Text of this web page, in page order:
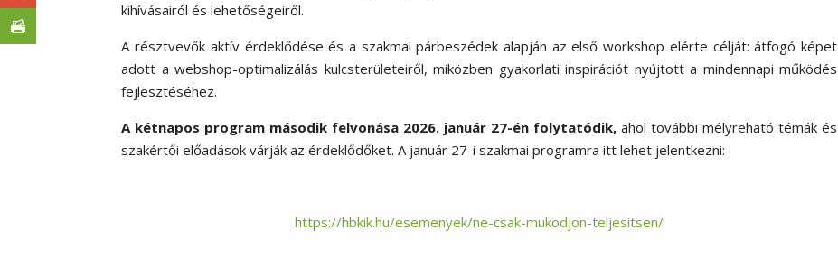
kihívásairól és lehetőségeiről.
A résztvevők aktív érdeklődése és a szakmai párbeszédek alapján az első workshop elérte célját: átfogó képet
adott a webshop-optimalizálás kulcsterületeiről, miközben gyakorlati inspirációt nyújtott a mindennapi működés
fejlesztéséhez.
A kétnapos program második felvonása 2026. január 27-én folytatódik, ahol további mélyreható témák és
szakértői előadások várják az érdeklődőket. A január 27-i szakmai programra itt lehet jelentkezni:
https://hbkik.hu/esemenyek/ne-csak-mukodjon-teljesitsen/